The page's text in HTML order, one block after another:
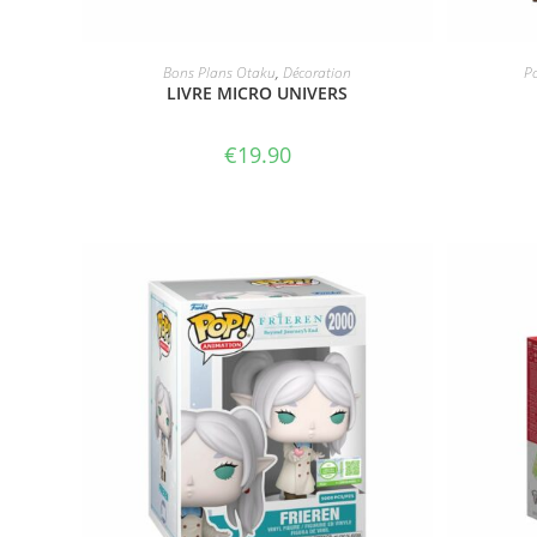
ACHETER
Bons Plans Otaku, Décoration
LIVRE MICRO UNIVERS
€19.90